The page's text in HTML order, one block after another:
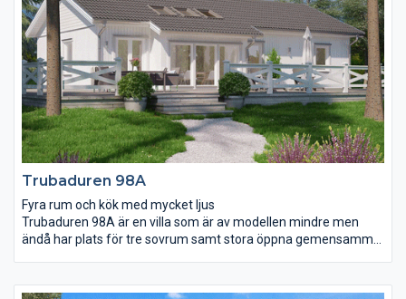
Mycket hus på liten yta.
Trubaduren 98A
Fyra rum och kök med mycket ljus
Trubaduren 98A är en villa som är av modellen mindre men
ändå har plats för tre sovrum samt stora öppna gemensamma
tillsammans med snedtaket ger en praktfull rymd. Köket är väl